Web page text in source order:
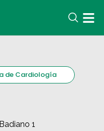
de Cardiología
1